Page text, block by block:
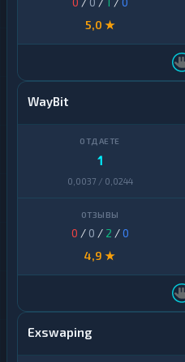
5,0 ★
WayBit
1
0,0037 / 0,0244
0 / 0 / 2 /0
4,9 ★
Exswaping